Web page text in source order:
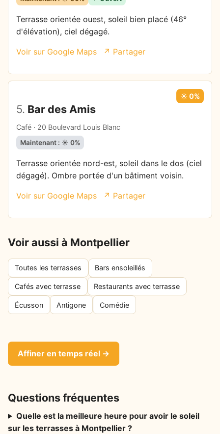
Terrasse orientée ouest, soleil bien placé (46°
d'élévation), ciel dégagé.
Voir sur Google Maps ↗ Partager
5. Bar des Amis
Café · 20 Boulevard Louis Blanc
☀️ 0%
Maintenant : ☀️ 0%
Terrasse orientée nord-est, soleil dans le dos (ciel
dégagé). Ombre portée d'un bâtiment voisin.
Voir sur Google Maps ↗ Partager
Voir aussi à Montpellier
Toutes les terrasses Bars ensoleillés
Cafés avec terrasse Restaurants avec terrasse
Écusson Antigone Comédie
Affiner en temps réel →
Questions fréquentes
Quelle est la meilleure heure pour avoir le soleil
sur les terrasses à Montpellier ?